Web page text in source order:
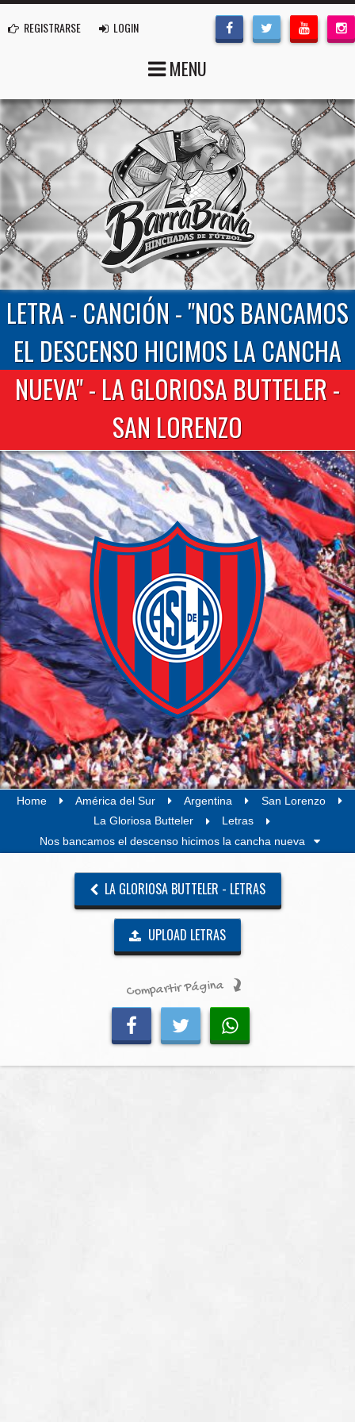
REGISTRARSE LOGIN
MENU
LETRA - CANCIÓN - "NOS BANCAMOS
EL DESCENSO HICIMOS LA CANCHA
NUEVA" - LA GLORIOSA BUTTELER -
SAN LORENZO
Home América del Sur Argentina
San Lorenzo
La Gloriosa Butteler
Letras
Nos bancamos el descenso hicimos la cancha nueva
LA GLORIOSA BUTTELER - LETRAS
UPLOAD LETRAS
Compartir Página